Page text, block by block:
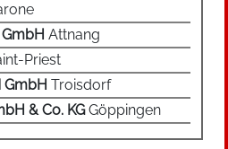
Heiz- und
typisch.
Attnang
Priest
GmbH Troisdorf
& Co. KGGöppingen